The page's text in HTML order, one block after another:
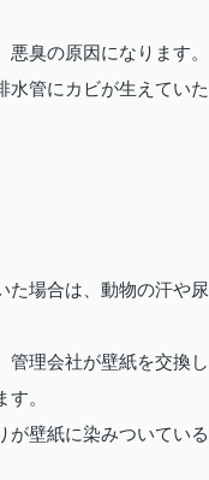
臭の原因になります。
管にカビが生えてい
場合は、動物の汗や
理会社が壁紙を交換し
。
壁紙に染みついてい